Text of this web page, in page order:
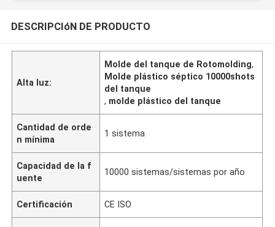
DESCRIPCIóN DE PRODUCTO
Alta luz:
Molde del tanque de Rotomolding,
Molde plástico séptico 10000shots
del tanque
, molde plástico del tanque
Cantidad de orde
n mínima
1 sistema
Capacidad de la f
uente
10000 sistemas/sistemas por año
Certificación CE ISO